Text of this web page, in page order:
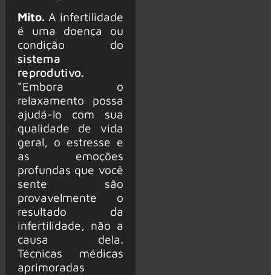
Mito. A infertilidade
é uma doença ou
condição do
sistema
reprodutivo.
“Embora o
relaxamento possa
ajudá-lo com sua
qualidade de vida
geral, o estresse e
as emoções
profundas que você
sente são
provavelmente o
resultado da
infertilidade, não a
causa dela.
Técnicas médicas
aprimoradas